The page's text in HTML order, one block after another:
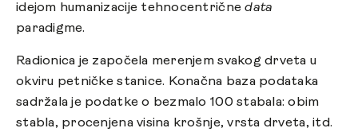
idejom humanizacije tehnocentričnedata
paradigme.
Radionica je započela merenjem svakog drveta u
okviru petničke stanice. Konačna baza podataka
sadržala je podatke o bezmalo 100 stabala: obim
stabla, procenjena visina krošnje, vrsta drveta, itd.